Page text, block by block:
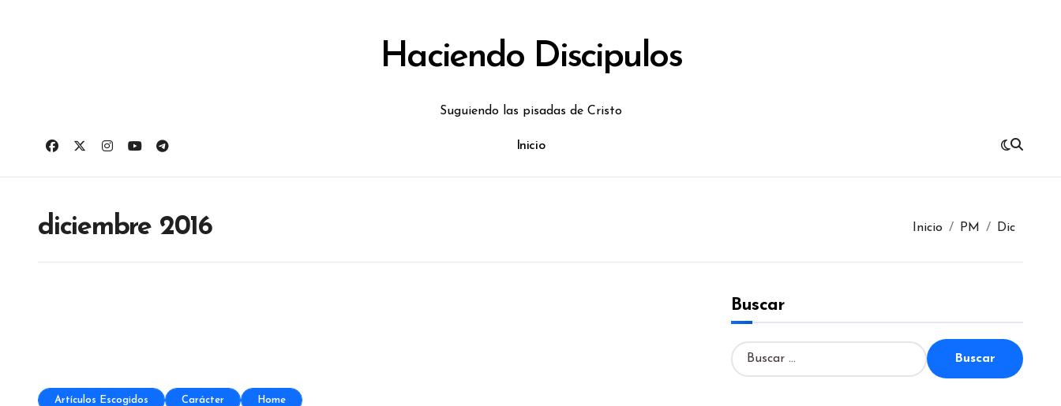
Haciendo Discipulos
Suguiendo las pisadas de Cristo
Inicio
diciembre 2016 Inicio PM Dic
Artículos Escogidos Carácter Home
Buscar
B
u